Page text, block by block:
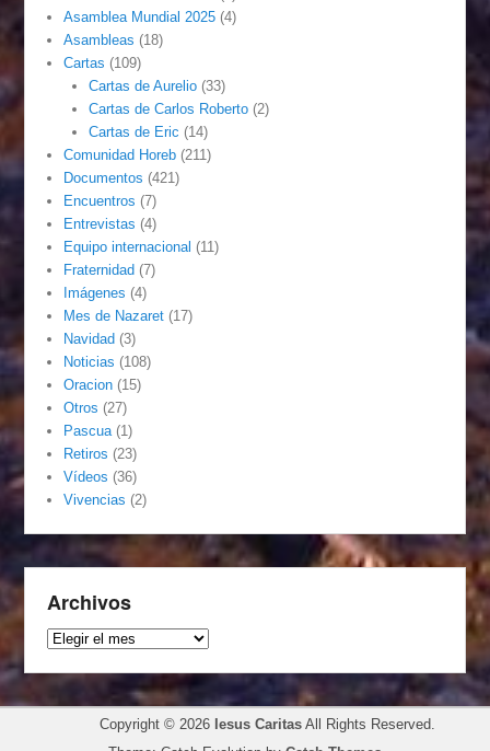
Asamblea Mundial 2025 (4)
Asambleas (18)
Cartas (109)
Cartas de Aurelio(33)
Cartas de Carlos Roberto(2)
Cartas de Eric (14)
Comunidad Horeb (211)
Documentos (421)
Encuentros (7)
Entrevistas (4)
Equipo internacional (11)
Fraternidad (7)
Imágenes (4)
Mes de Nazaret (17)
Navidad (3)
Noticias (108)
Oracion (15)
Otros (27)
Pascua(1)
Retiros (23)
Vídeos (36)
Vivencias (2)
Archivos
Archivos
Copyright © 2026 Iesus CaritasAll Rights Reserved.